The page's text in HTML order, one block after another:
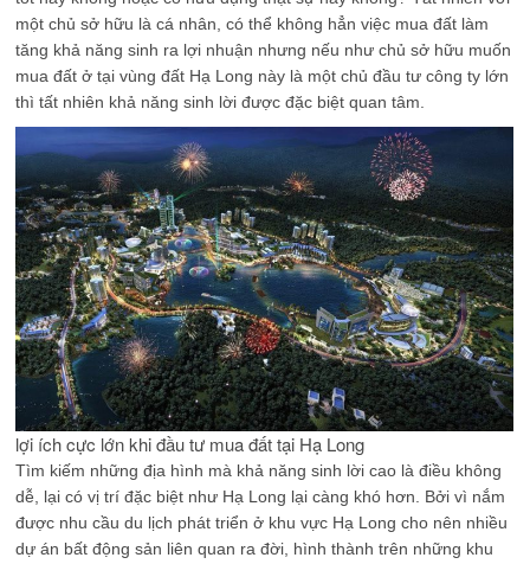
một chủ sở hữu là cá nhân, có thể không hẳn việc mua đất làm
tăng khả năng sinh ra lợi nhuận nhưng nếu như chủ sở hữu muốn
mua đất ở tại vùng đất Hạ Long này là một chủ đầu tư công ty lớn
thì tất nhiên khả năng sinh lời được đặc biệt quan tâm.
lợi ích cực lớn khi đầu tư mua đất tại Hạ Long
Tìm kiếm những địa hình mà khả năng sinh lời cao là điều không
dễ, lại có vị trí đặc biệt như Hạ Long lại càng khó hơn. Bởi vì nắm
được nhu cầu du lịch phát triển ở khu vực Hạ Long cho nên nhiều
dự án bất động sản liên quan ra đời, hình thành trên những khu